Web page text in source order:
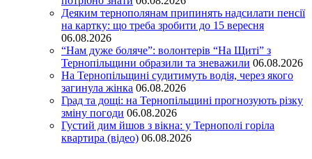
Деяким тернополянам припинять надсилати пенсії
на картку: що треба зробити до 15 вересня
06.08.2026
“Нам дуже боляче”: волонтерів “На Щиті” з
Тернопільщини образили та зневажили 06.08.2026
На Тернопільщині судитимуть водія, через якого
загинула жінка 06.08.2026
Град та дощі: на Тернопільщині прогнозують різку
зміну погоди 06.08.2026
Густий дим йшов з вікна: у Тернополі горіла
квартира (відео) 06.08.2026